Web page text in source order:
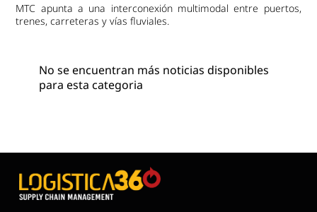
MTC apunta a una interconexión multimodal entre puertos,
trenes, carreteras y vías fluviales.
No se encuentran más noticias disponibles
para esta categoria